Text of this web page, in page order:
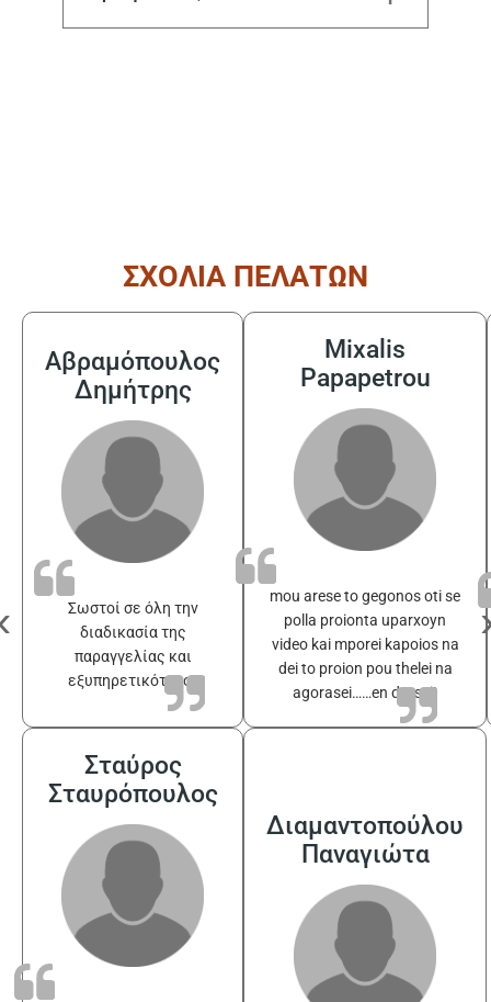
ΣΧΟΛΙΑ ΠΕΛΑΤΩΝ
Αβραμόπουλος
Δημήτρης
Σωστοί σε όλη την
διαδικασία της
παραγγελίας και
εξυπηρετικότατοι
Mixalis
Papapetrou
mou arese to gegonos oti se
polla proionta uparxoyn
video kai mporei kapoios na
dei to proion pou thelei na
agorasei……en drasei!
Σταύρος
Σταυρόπουλος
Διαμαντοπούλου
Παναγιώτα